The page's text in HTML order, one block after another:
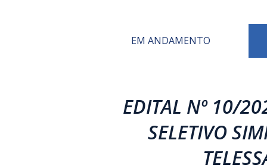
EM ANDAMENTO
EDITAL Nº 10/
SELETIVO